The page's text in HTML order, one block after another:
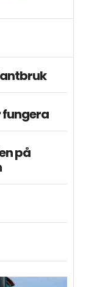
fungera
på